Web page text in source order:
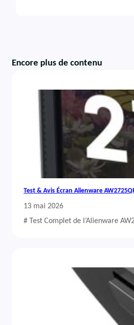
Encore plus de contenu
Test & Avis Écran Alienware
13 mai 2026
# Test Complet de l’Alienware